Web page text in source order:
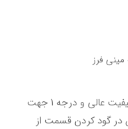
چوب ساب های قارچی شکل نقش جهان با کیفیت عالی و درجه 1 جهت
در گود کردن قسمت از